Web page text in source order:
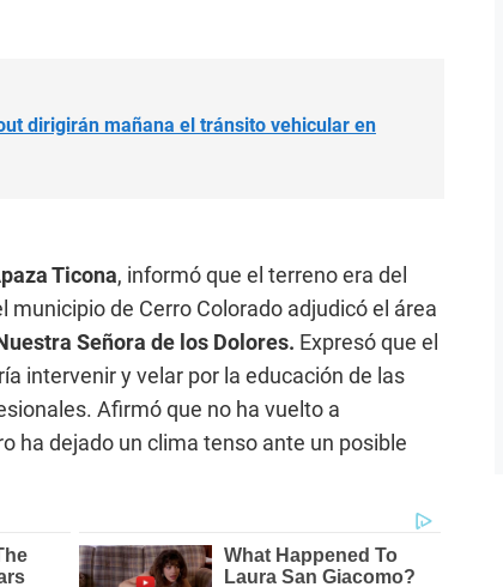
dirigirán mañana el tránsito vehicular en
Ticona, informó que el terreno era del
municipio de Cerro Colorado adjudicó el área
Señora de los Dolores. Expresó que el
intervenir y velar por la educación de las
Afirmó que no ha vuelto a
ha dejado un clima tenso ante un posible